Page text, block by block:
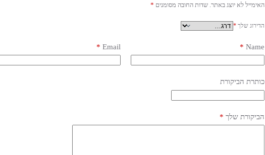
האימייל לא יוצג באתר. שדות החובה מסומנים *
הדירוג שלך *
Name
*
Email
*
כותרת הביקורת
הביקורת שלך *